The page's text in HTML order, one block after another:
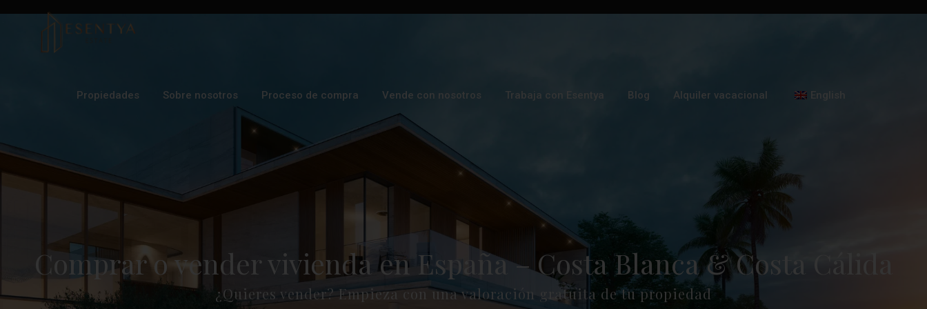
Propiedades Sobre nosotros Proceso de compra Vende con nosotros Trabaja con Esentya Blog Alquiler vacacional English
Comprar o vender vivienda en España – Costa Blanca & Costa Cálida
¿Quieres vender? Empieza con una valoración gratuita de tu propiedad